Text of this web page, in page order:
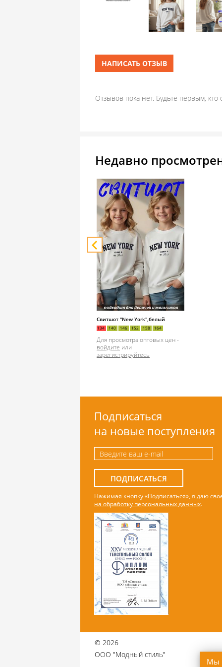
Мы
НАПИСАТЬ ОТЗЫВ
Отзывов пока нет. Будьте первым, кто
Недавно
Свитшот "New York",белый
134 140 146 152 158 164
Для просмотра оптовых цен -
войдите или
зарегистрируйтесь
Подписаться
на новые поступления
ПОДПИСАТЬСЯ
Нажимая кнопку «Подписаться», я даю
на обработку персональных данных.
© 2026
ООО "Модный стиль"